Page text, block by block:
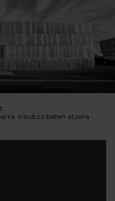
Iraultza baten atzera